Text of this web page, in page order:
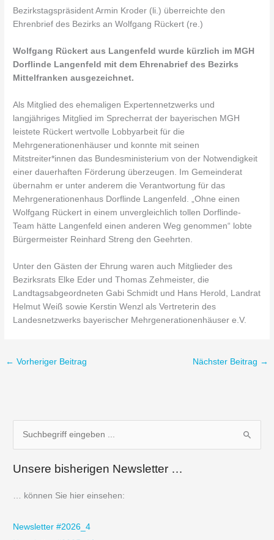
Bezirkstagspräsident Armin Kroder (li.) überreichte den
Ehrenbrief des Bezirks an Wolfgang Rückert (re.)
Wolfgang Rückert aus Langenfeld wurde kürzlich im MGH
Dorflinde Langenfeld mit dem Ehrenabrief des Bezirks
Mittelfranken ausgezeichnet.
Als Mitglied des ehemaligen Expertennetzwerks und
langjähriges Mitglied im Sprecherrat der bayerischen MGH
leistete Rückert wertvolle Lobbyarbeit für die
Mehrgenerationenhäuser und konnte mit seinen
Mitstreiter*innen das Bundesministerium von der Notwendigkeit
einer dauerhaften Förderung überzeugen. Im Gemeinderat
übernahm er unter anderem die Verantwortung für das
Mehrgenerationenhaus Dorflinde Langenfeld. „Ohne einen
Wolfgang Rückert in einem unvergleichlich tollen Dorflinde-
Team hätte Langenfeld einen anderen Weg genommen“ lobte
Bürgermeister Reinhard Streng den Geehrten.
Unter den Gästen der Ehrung waren auch Mitglieder des
Bezirksrats Elke Eder und Thomas Zehmeister, die
Landtagsabgeordneten Gabi Schmidt und Hans Herold, Landrat
Helmut Weiß sowie Kerstin Wenzl als Vertreterin des
Landesnetzwerks bayerischer Mehrgenerationenhäuser e.V.
← Vorheriger Beitrag Nächster Beitrag →
c
Unsere bisherigen Newsletter …
… können Sie hier einsehen:
Newsletter #2026_4